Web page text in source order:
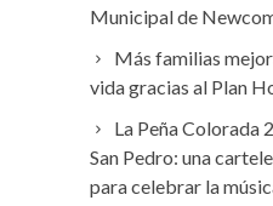
Municipal de
Más familias
vida gracias al Plan
La Peña Colorada
San Pedro: una
para celebrar la